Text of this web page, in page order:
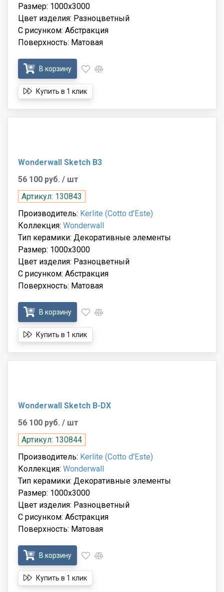
Размер: 1000x3000
Цвет изделия: Разноцветный
С рисунком: Абстракция
Поверхность: Матовая
В корзину
Купить в 1 клик
Wonderwall Sketch B3
56 100 руб. / шт
Артикул: 130843
Производитель: Kerlite (Cotto d'Este)
Коллекция: Wonderwall
Тип керамики: Декоративные элементы
Размер: 1000x3000
Цвет изделия: Разноцветный
С рисунком: Абстракция
Поверхность: Матовая
В корзину
Купить в 1 клик
Wonderwall Sketch B-DX
56 100 руб. / шт
Артикул: 130844
Производитель: Kerlite (Cotto d'Este)
Коллекция: Wonderwall
Тип керамики: Декоративные элементы
Размер: 1000x3000
Цвет изделия: Разноцветный
С рисунком: Абстракция
Поверхность: Матовая
В корзину
Купить в 1 клик